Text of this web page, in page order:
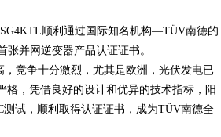
SG4KTL顺利通过国际知名机构—TÜV南德的
并网逆变器产品认证证书。
竞争十分激烈，尤其是欧洲，光伏发电已
，凭借良好的设计和优异的技术指标，阳
试，顺利取得认证证书，成为TÜV南德全